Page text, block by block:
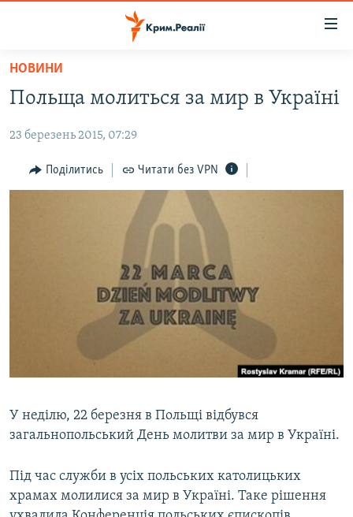
Перейти
основного
Перейти
ВОДА.КРИМ
ВІДЕО ТА ФОТО
ПОЛІТИКА
УКРАЇНСЬКА ПРОБЛЕМА КРИМУ
ЯК ОБІЙТИ БЛОКУВАННЯ
Русский
Qırımtatar
НОВИНИ
Польща молиться за мир в Україні
23 березень 2015, 07:29
Поділитись Читати без VPN
У неділю, 22 березня в Польщі відбувся
загальнопольський День молитви за мир в Україні.
Під час служби в усіх польських католицьких
храмах молилися за мир в Україні. Таке рішення